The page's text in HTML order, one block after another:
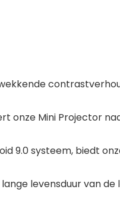
onze Mini Projector
9.0 systeem, biedt
levensduur van de